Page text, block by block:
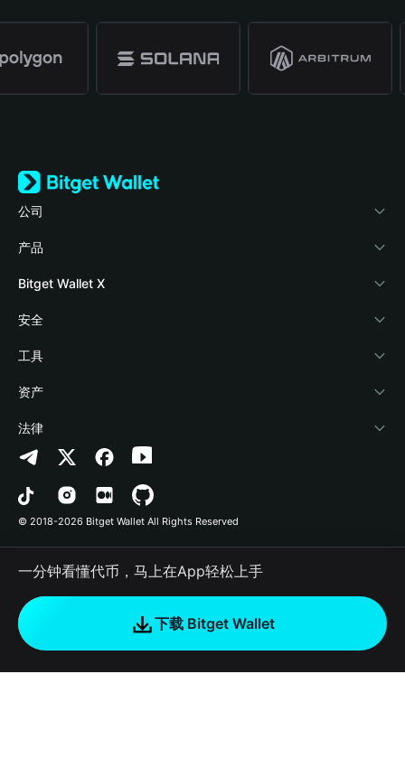
公司
关于 Bitget Wallet
博客
学院
加密资讯
帮助中心
联系我们
品牌资源
工作机会
产品
加密卡
稳定币理财
Payfi Crypto
Crypto Swap API
山寨季指数
预测市场
DApp
RWA
如何购买加密货币
Bitget Wallet X
开发者文档
接入钱包
Bitget Wallet Pay
合作上架
安全
风险保障基金
安全防护技术
工具
快捷买币
授权检测
合约检测
批量转账
资产
Arbitrum
Avalanche
Bitcoin
Polygon
法律
隐私协议
用户使用协议
© 2018-2026 Bitget Wallet All Rights Reserved
一分钟看懂代币，马上在App轻松上手
下载 Bitget Wallet